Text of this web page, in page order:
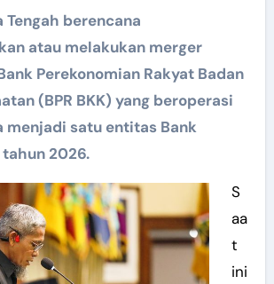
Tengah berencana
atau melakukan merger
Perekonomian Rakyat Badan
(BPR BKK) yang beroperasi
menjadi satu entitas Bank
2026.
S
aa
t
ini